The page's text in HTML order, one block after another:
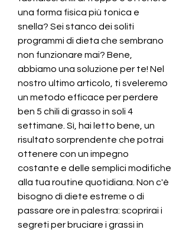
una forma fisica più tonica e
snella? Sei stanco dei soliti
programmi di dieta che sembrano
non funzionare mai? Bene,
abbiamo una soluzione per te! Nel
nostro ultimo articolo, ti sveleremo
un metodo efficace per perdere
ben 5 chili di grasso in soli 4
settimane. Sì, hai letto bene, un
risultato sorprendente che potrai
ottenere con un impegno
costante e delle semplici modifiche
alla tua routine quotidiana. Non c'è
bisogno di diete estreme o di
passare ore in palestra: scoprirai i
segreti per bruciare i grassi in